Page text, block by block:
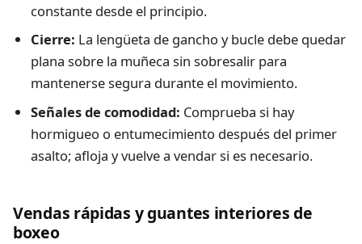
constante desde el principio.
Cierre: La lengüeta de gancho y bucle debe quedar
plana sobre la muñeca sin sobresalir para
mantenerse segura durante el movimiento.
Señales de comodidad: Comprueba si hay
hormigueo o entumecimiento después del primer
asalto; afloja y vuelve a vendar si es necesario.
Vendas rápidas y guantes interiores de
boxeo